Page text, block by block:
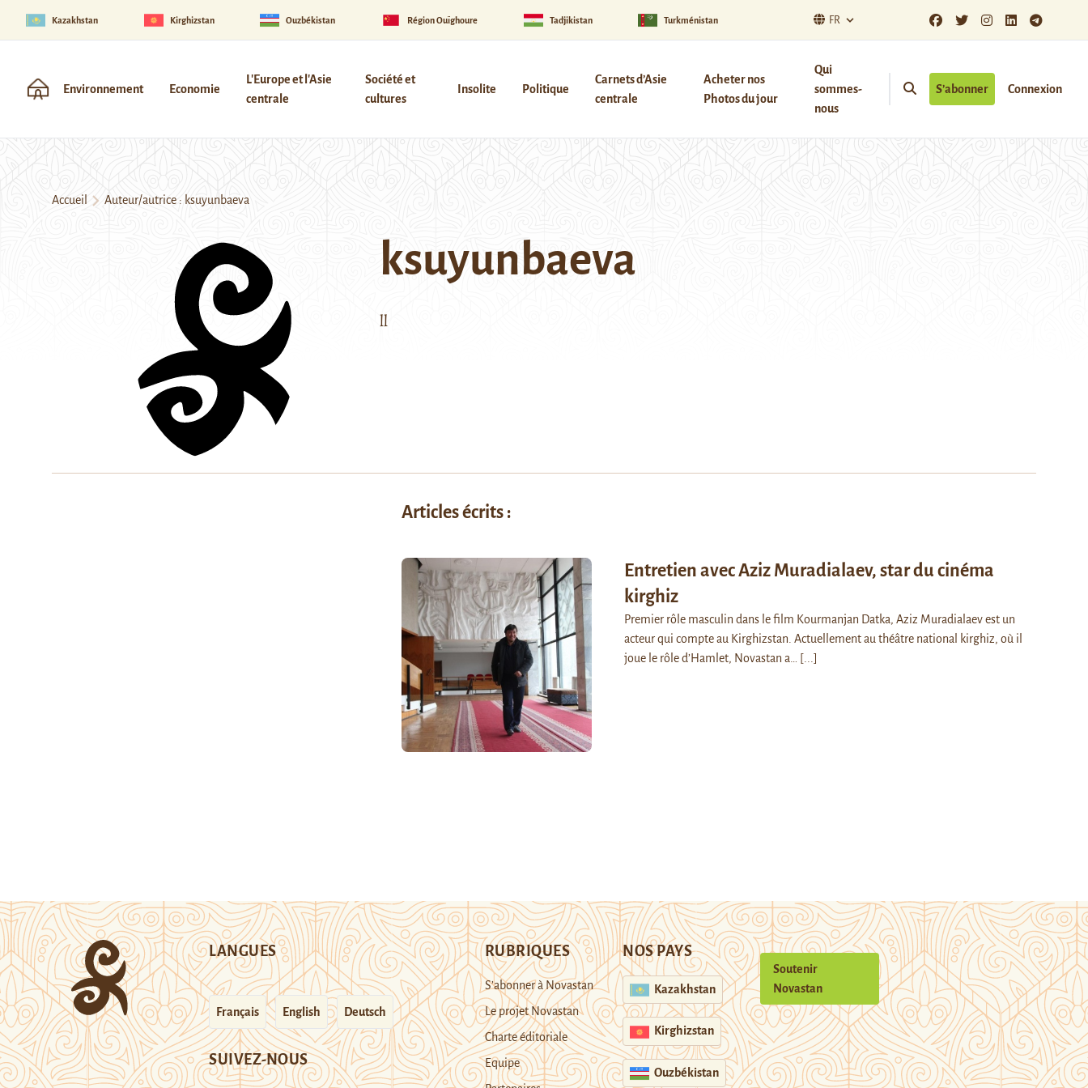
Kazakhstan Kirghizstan Ouzbékistan Région Ouïghoure Tadjikistan Turkménistan FR
Environnement Economie
L'Europe et l'Asie
centrale
Société et
cultures
Insolite Politique
Carnets d’Asie
centrale
Acheter nos
Photos du jour
Qui
sommes-
nous
S’abonner Connexion
Accueil Auteur/autrice : ksuyunbaeva
ksuyunbaeva
ll
Articles écrits :
Entretien avec Aziz Muradialaev, star du cinéma
kirghiz
Premier rôle masculin dans le film Kourmanjan Datka, Aziz Muradialaev est un
acteur qui compte au Kirghizstan. Actuellement au théâtre national kirghiz, où il
joue le rôle d’Hamlet, Novastan a…
[...]
LANGUES
Français English Deutsch
SUIVEZ-NOUS
RUBRIQUES
S’abonner à Novastan
Le projet Novastan
Charte éditoriale
Equipe
NOS PAYS
Kazakhstan
Kirghizstan
Ouzbékistan
Soutenir
Novastan